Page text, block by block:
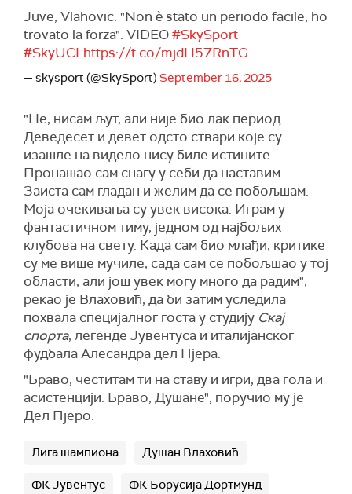
Juve, Vlahovic: "Non è stato un periodo facile, ho
trovato la forza". VIDEO#SkySport
#SkyUCLhttps://t.co/mjdH57RnTG
— skysport (@SkySport) September 16, 2025
"Не, нисам љут, али није био лак период.
Деведесет и девет одсто ствари које су
изашле на видело нису биле истините.
Пронашао сам снагу у себи да наставим.
Заиста сам гладан и желим да се побољшам.
Моја очекивања су увек висока. Играм у
фантастичном тиму, једном од најбољих
клубова на свету. Када сам био млађи, критике
су ме више мучиле, сада сам се побољшао у тој
области, али још увек могу много да радим",
рекао је Влаховић, да би затим уследила
похвала специјалног госта у студију Скај
спорта, легенде Јувентуса и италијанског
фудбала Алесандра дел Пјера.
"Браво, честитам ти на ставу и игри, два гола и
асистенцији. Браво, Душане", поручио му је
Дел Пјеро.
Лига шампиона Душан Влаховић
ФК Јувентус ФК Борусија Дортмунд